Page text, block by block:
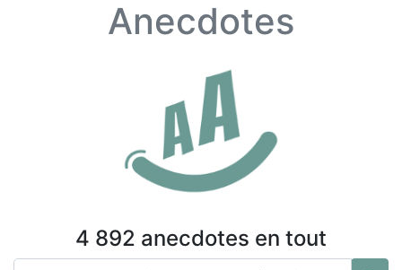
Anecdotes
4 892 anecdotes en tout